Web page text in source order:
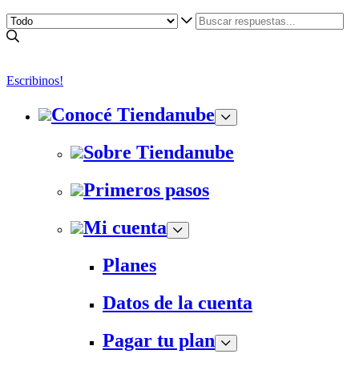
Escribinos!
Conocé Tiendanube
Sobre Tiendanube
Primeros pasos
Mi cuenta
Planes
Datos de la cuenta
Pagar tu plan